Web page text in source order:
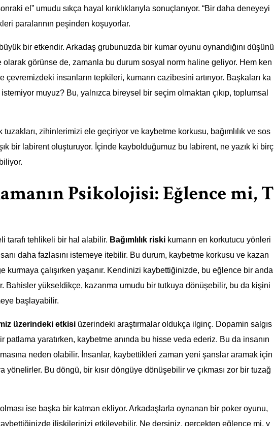
el” umudu sıkça hayal kırıklıklarıyla sonuçlanıyor. “Bir daha deneyeyi
paralarının peşinden koşuyorlar.
bir etkendir. Arkadaş grubunuzda bir kumar oyunu oynandığını düşünü
olarak görünse de, zamanla bu durum sosyal norm haline geliyor. Hem ken
çevremizdeki insanların tepkileri, kumarın cazibesini artırıyor. Başkaları ka
muyuz? Bu, yalnızca bireysel bir seçim olmaktan çıkıp, toplumsal
tuzakları, zihinlerimizi ele geçiriyor ve kaybetme korkusu, bağımlılık ve sos
bir labirent oluşturuyor. İçinde kaybolduğumuz bu labirent, ne yazık ki birç
Psikolojisi: Eğlence mi, T
tarafı tehlikeli bir hal alabilir. Bağımlılık riski kumarın en korkutucu yönleri
daha fazlasını istemeye itebilir. Bu durum, kaybetme korkusu ve kazan
kurmaya çalışırken yaşanır. Kendinizi kaybettiğinizde, bu eğlence bir anda
Bahisler yükseldikçe, kazanma umudu bir tutkuya dönüşebilir, bu da kişini
başlayabilir.
üzerindeki etkisi üzerindeki araştırmalar oldukça ilginç. Dopamin salgıs
patlama yaratırken, kaybetme anında bu hisse veda ederiz. Bu da insanın
neden olabilir. İnsanlar, kaybettikleri zaman yeni şanslar aramak için
yönelirler. Bu döngü, bir kısır döngüye dönüşebilir ve çıkması zor bir tuzağ
ise başka bir katman ekliyor. Arkadaşlarla oynanan bir poker oyunu,
ilişkilerinizi etkileyebilir. Ne dersiniz, gerçekten eğlence mi, y